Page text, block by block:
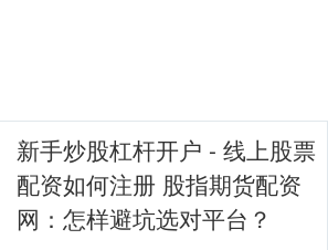
新手炒股杠杆开户 - 线上股票
配资如何注册 股指期货配资
网：怎样避坑选对平台？
3940.04 +39.68 +1.02%